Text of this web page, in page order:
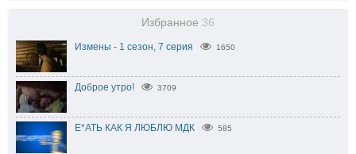
Избранное 36
Измены - 1 сезон, 7 серия 1650
Доброе утро! 3709
Е*АТЬ КАК Я ЛЮБЛЮ МДК 585